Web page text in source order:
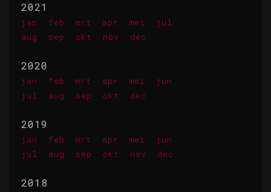
2021
jan feb mrt apr mei
jul
aug
sep okt nov dec
2020
jan feb mrt apr mei
jun
jul
aug sep okt dec
2019
jan feb mrt apr mei
jun
jul
aug sep okt nov dec
2018